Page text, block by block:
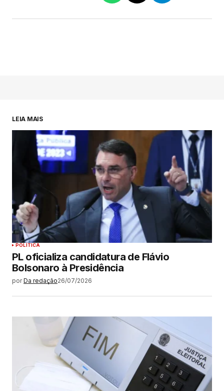
LEIA MAIS
POLÍTICA
PL oficializa candidatura de Flávio
Bolsonaro à Presidência
por Da redação26/07/2026